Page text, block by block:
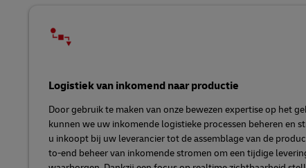
Logistiek van inkomend naar productie
Door gebruik te maken van onze bewezen expertise op het
kunnen we uw inkomende logistieke processen beheren en
u inkoopt bij uw leverancier tot de assemblage van de
to-end beheer van inkomende stromen om een tijdige